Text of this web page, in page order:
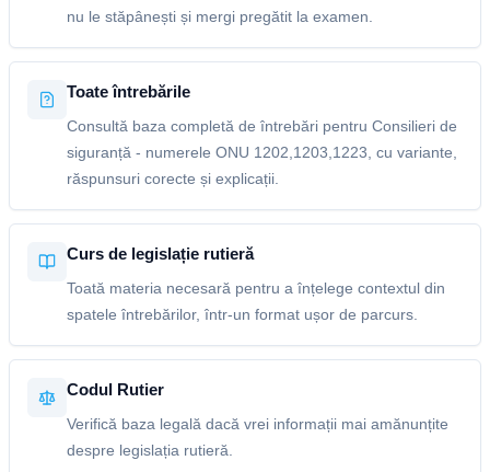
nu le stăpânești și mergi pregătit la examen.
Toate întrebările
Consultă baza completă de întrebări pentru Consilieri de
siguranță - numerele ONU 1202,1203,1223, cu variante,
răspunsuri corecte și explicații.
Curs de legislație rutieră
Toată materia necesară pentru a înțelege contextul din
spatele întrebărilor, într-un format ușor de parcurs.
Codul Rutier
Verifică baza legală dacă vrei informații mai amănunțite
despre legislația rutieră.